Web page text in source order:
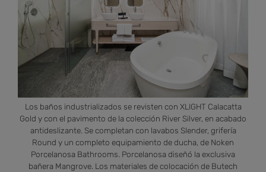
Los baños industrializados se revisten con XLIGHT Calacatta
Gold y con el pavimento de la colección River Silver, en acabado
antideslizante. Se completan con lavabos Slender, grifería
Round y un completo equipamiento de ducha, de Noken
Porcelanosa Bathrooms. Porcelanosa diseñó la exclusiva
bañera Mangrove. Los materiales de colocación de Butech